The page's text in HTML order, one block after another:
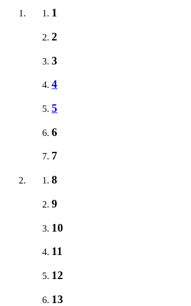
1
2
3
4
5
6
7
8
9
10
11
12
13